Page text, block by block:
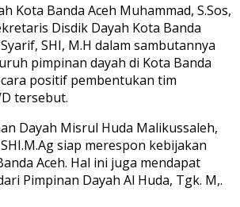
Kota Banda Aceh Muhammad, S.Sos,
Disdik Dayah Kota Banda
SHI, M.H dalam sambutannya
pimpinan dayah di Kota Banda
positif pembentukan tim
tersebut.
Dayah Misrul Huda Malikussaleh,
siap merespon kebijakan
Aceh. Hal ini juga mendapat
Pimpinan Dayah Al Huda, Tgk. M,.